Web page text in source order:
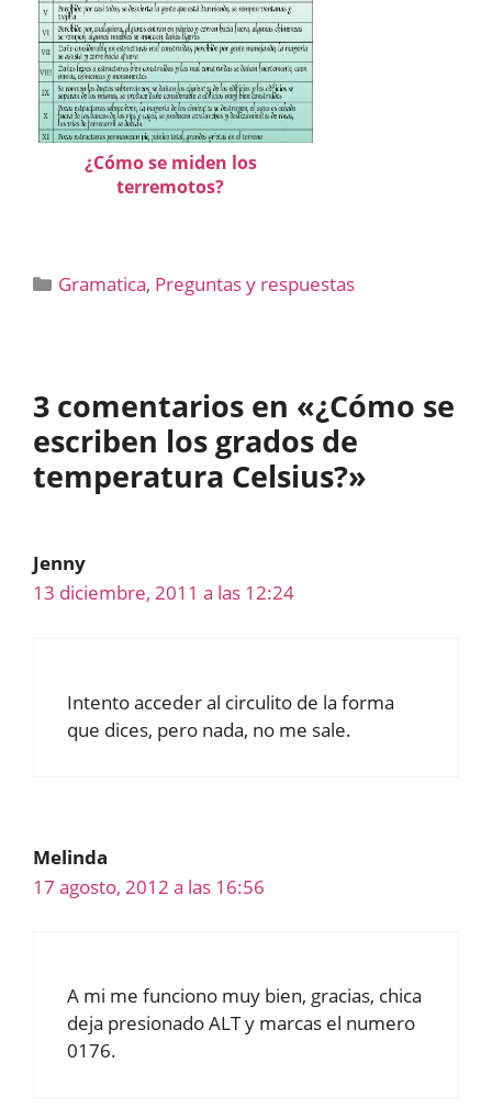
¿Cómo se miden los
terremotos?
Categorías
Gramatica, Preguntas y respuestas
3 comentarios en «¿Cómo se
escriben los grados de
temperatura Celsius?»
Jenny
13 diciembre, 2011 a las 12:24
Intento acceder al circulito de la forma
que dices, pero nada, no me sale.
Melinda
17 agosto, 2012 a las 16:56
A mi me funciono muy bien, gracias, chica
deja presionado ALT y marcas el numero
0176.